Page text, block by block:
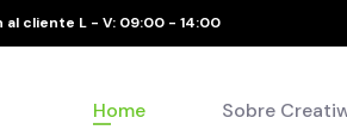
al cliente L - V: 09:00 - 14:00
Home Sobre